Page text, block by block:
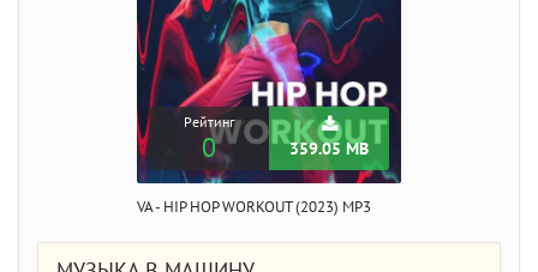
Рейтинг
0 359.05 MB
VA - HIP HOP WORKOUT (2023) MP3